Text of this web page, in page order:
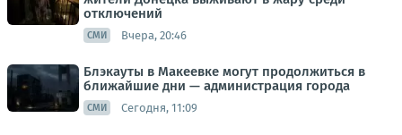
отключений
СМИ Вчера, 20:46
Блэкауты в Макеевке могут продолжиться в
ближайшие дни — администрация города
СМИ Сегодня, 11:09